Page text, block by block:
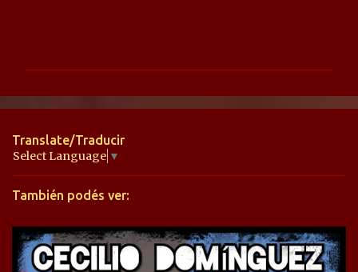
n
a
r
i
s
Translate/Traducir
Select Language ▼
También podés ver: